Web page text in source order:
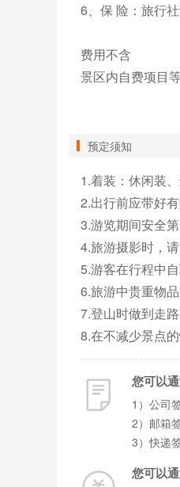
6、保 险：旅行
费用不含
景区内自费项目
预定须知
1.着装：休闲装
2.出行前应带好
3.游览期间安全
4.旅游摄影时，
5.游客在行程中
6.旅游中贵重物
7.登山时做到走
8.在不减少景点
您可以
1）公司
2）邮箱
3）快递
您可以